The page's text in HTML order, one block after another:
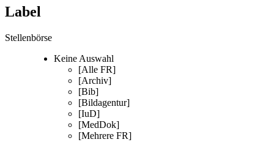
Label
Stellenbörse
Keine Auswahl
[Alle FR]
[Archiv]
[Bib]
[Bildagentur]
[IuD]
[MedDok]
[Mehrere FR]